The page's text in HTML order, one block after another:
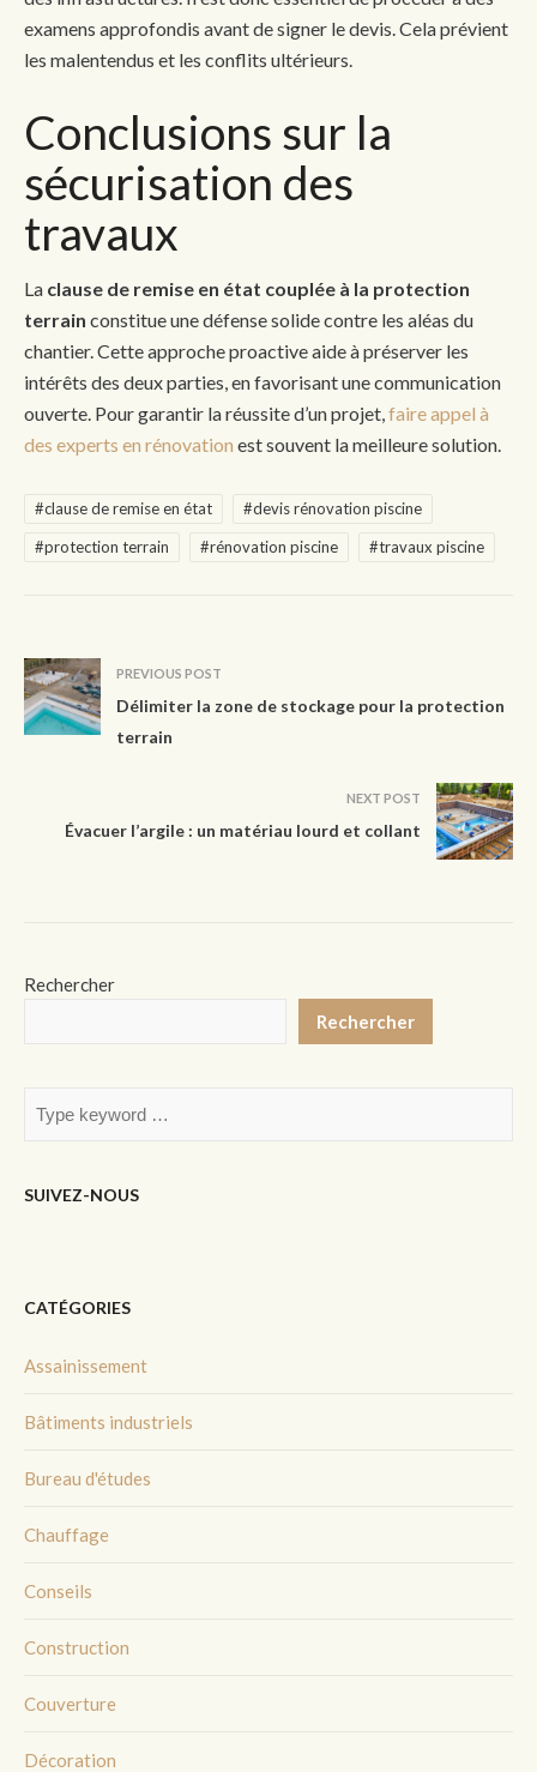
examens approfondis avant de signer le devis. Cela prévient
les malentendus et les conflits ultérieurs.
Conclusions sur la
sécurisation des
travaux
La clause de remise en état couplée à la protection
terrain constitue une défense solide contre les aléas du
chantier. Cette approche proactive aide à préserver les
intérêts des deux parties, en favorisant une communication
ouverte. Pour garantir la réussite d’un projet, faire appel à
des experts en rénovation est souvent la meilleure solution.
#clause de remise en état
#devis rénovation piscine
#protection terrain
#rénovation piscine #travaux piscine
PREVIOUS POST
Délimiter la zone de stockage pour la protection
terrain
NEXT POST
Évacuer l’argile : un matériau lourd et collant
Rechercher
Rechercher
SUIVEZ-NOUS
CATÉGORIES
Assainissement
Bâtiments industriels
Bureau d'études
Chauffage
Conseils
Construction
Couverture
Décoration